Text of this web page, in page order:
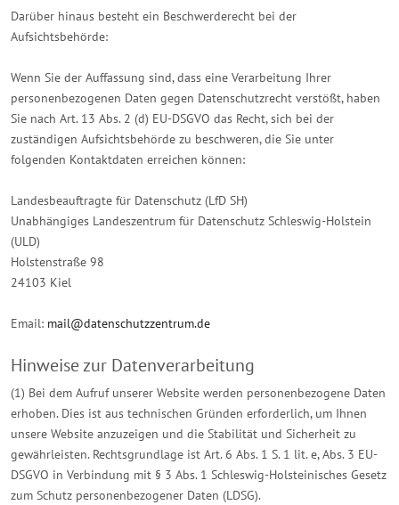
Darüber hinaus besteht ein Beschwerderecht bei der
Aufsichtsbehörde:
Wenn Sie der Auffassung sind, dass eine Verarbeitung Ihrer
personenbezogenen Daten gegen Datenschutzrecht verstößt, haben
Sie nach Art. 13 Abs. 2 (d) EU-DSGVO das Recht, sich bei der
zuständigen Aufsichtsbehörde zu beschweren, die Sie unter
folgenden Kontaktdaten erreichen können:
Landesbeauftragte für Datenschutz (LfD SH)
Unabhängiges Landeszentrum für Datenschutz Schleswig-Holstein
(ULD)
Holstenstraße 98
24103 Kiel
Email: mail@datenschutzzentrum.de
Hinweise zur Datenverarbeitung
(1) Bei dem Aufruf unserer Website werden personenbezogene Daten
erhoben. Dies ist aus technischen Gründen erforderlich, um Ihnen
unsere Website anzuzeigen und die Stabilität und Sicherheit zu
gewährleisten. Rechtsgrundlage ist Art. 6 Abs. 1 S. 1 lit. e, Abs. 3 EU-
DSGVO in Verbindung mit § 3 Abs. 1 Schleswig-Holsteinisches Gesetz
zum Schutz personenbezogener Daten (LDSG).